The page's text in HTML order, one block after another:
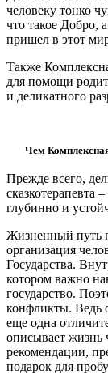
человеку тонко
что такое Добро,
пришел в этот
Также
для помощи
и деликатного
Чем
Прежде всего,
сказкотерапевта
глубинно и
Жизненный путь
организация
Государства.
котором важно
государство.
конфликты. Ведь
еще одна
описывает жизнь
рекомендации,
подарок для